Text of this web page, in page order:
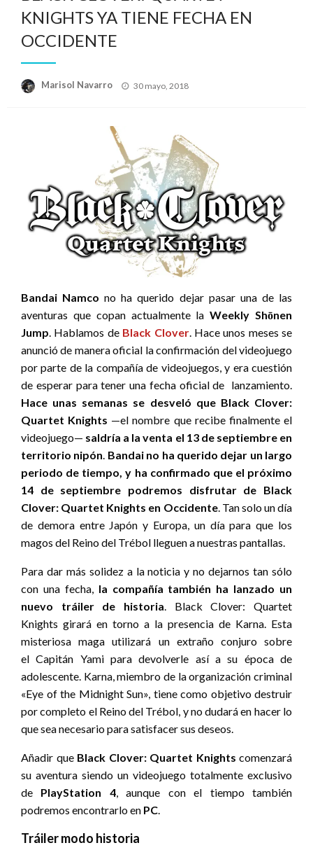
KNIGHTS YA TIENE FECHA EN
OCCIDENTE
Marisol Navarro
Publicado
30 mayo, 2018
Bandai Namco no ha querido dejar pasar una de las
aventuras que copan actualmente laWeekly Shōnen
Jump. Hablamos de Black Clover. Hace unos meses se
anunció de manera oficial la confirmación del videojuego
por parte de la compañía de videojuegos, y era cuestión
de esperar para tener una fecha oficial de lanzamiento.
Hace unas semanas se desveló que Black Clover:
Quartet Knights —el nombre que recibe finalmente el
videojuego— saldría a la venta el 13 de septiembre en
territorio nipón. Bandai no ha querido dejar un largo
periodo de tiempo, y ha confirmado que el próximo
14 de septiembre podremos disfrutar de Black
Clover: Quartet Knights en Occidente. Tan solo un día
de demora entre Japón y Europa, un día para que los
magos del Reino del Trébol lleguen a nuestras pantallas.
Para dar más solidez a la noticia y no dejarnos tan sólo
con una fecha, la compañía también ha lanzado un
nuevo tráiler de historia. Black Clover: Quartet
Knights girará en torno a la presencia de Karna. Esta
misteriosa maga utilizará un extraño conjuro sobre
el Capitán Yami para devolverle así a su época de
adolescente. Karna, miembro de la organización criminal
«Eye of the Midnight Sun», tiene como objetivo destruir
por completo el Reino del Trébol, y no dudará en hacer lo
que sea necesario para satisfacer sus deseos.
Añadir que Black Clover: Quartet Knights comenzará
su aventura siendo un videojuego totalmente exclusivo
de PlayStation 4, aunque con el tiempo también
podremos encontrarlo en PC.
Tráiler modo historia